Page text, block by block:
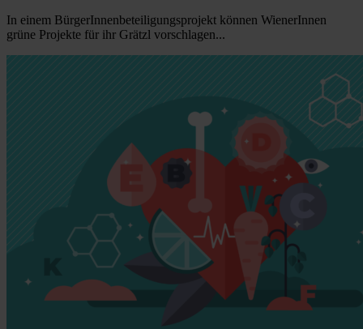
In einem BürgerInnenbeteiligungsprojekt können WienerInnen
grüne Projekte für ihr Grätzl vorschlagen...